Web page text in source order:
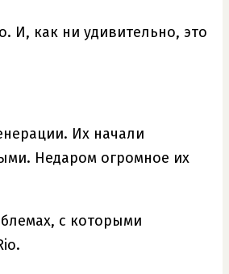
И, как ни удивительно, это
Их начали
Недаром огромное их
с которыми